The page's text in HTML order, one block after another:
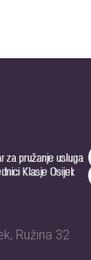
Ružina 32